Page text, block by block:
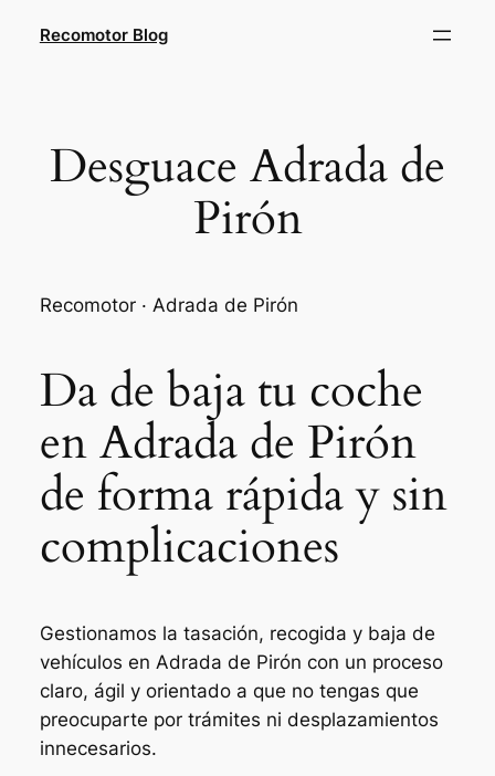
Recomotor Blog
Desguace Adrada de
Pirón
Recomotor · Adrada de Pirón
Da de baja tu coche
en Adrada de Pirón
de forma rápida y sin
complicaciones
Gestionamos la tasación, recogida y baja de
vehículos en Adrada de Pirón con un proceso
claro, ágil y orientado a que no tengas que
preocuparte por trámites ni desplazamientos
innecesarios.